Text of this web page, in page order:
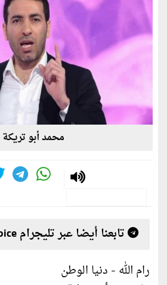
محمد أبو تريكة
تابعنا أيضا عبر تليجرام t.me/alwatanvoice
رام الله - دنيا الوطن